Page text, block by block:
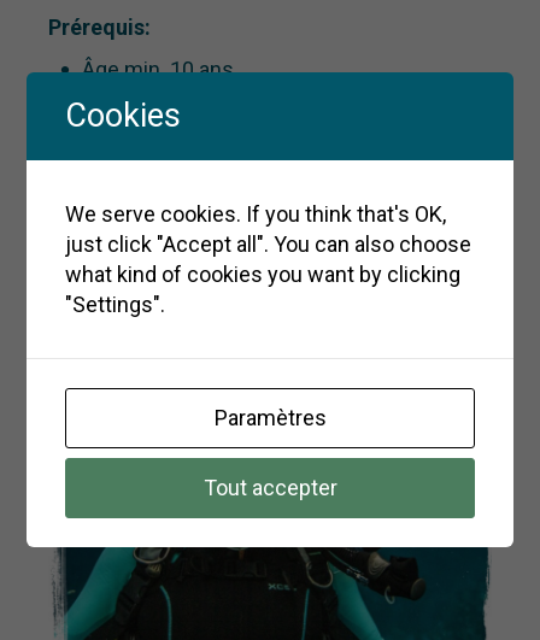
Prérequis:
Âge min. 10 ans
Réservez maintenant!
Baptême de plongée – deux plongées –
Cookies
We serve cookies. If you think that's OK,
just click "Accept all". You can also choose
what kind of cookies you want by clicking
"Settings".
Paramètres
Tout accepter